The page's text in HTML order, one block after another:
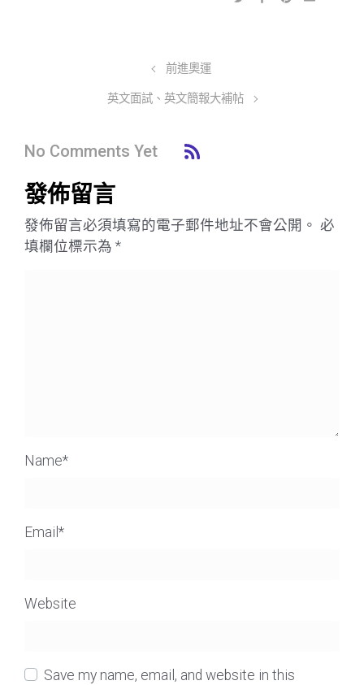
前進奧運
英文面試、英文簡報大補帖
No Comments Yet
發佈留言
發佈留言必須填寫的電子郵件地址不會公開。 必
填欄位標示為 *
Name*
Email *
Website
Save my name, email, and website in this